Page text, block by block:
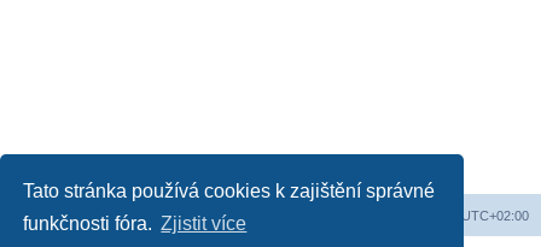
Tato stránka používá cookies k zajištění správné
funkčnosti fóra. Zjistit více
Obsah fóra UTC+02:00